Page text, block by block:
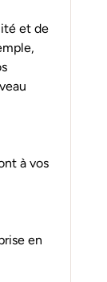
et de
à vos
en